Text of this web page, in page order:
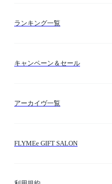
カテゴリー検索
ランキング一覧
キャンペーン＆セール
アーカイヴ一覧
FLYMEe GIFT SALON